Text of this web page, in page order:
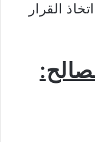
القرار